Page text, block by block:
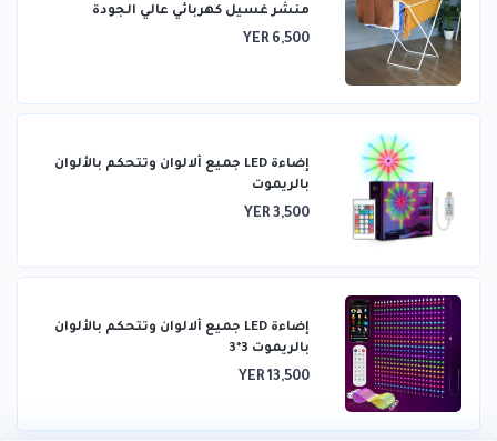
منشر غسيل كهربائي عالي الجودة
YER 6,500
إضاءة LED جميع ألالوان وتتحكم بالألوان
بالريموت
YER 3,500
إضاءة LED جميع ألالوان وتتحكم بالألوان
بالريموت 3*3
YER 13,500